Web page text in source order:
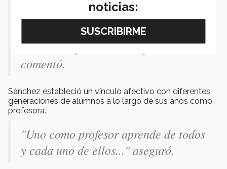
"pero la gran similitud de ambas
cosas es la formación de jóvenes"
comentó.
Sánchez estableció un vínculo afectivo con diferentes
generaciones de alumnos a lo largo de sus años como
profesora.
"Uno como profesor aprende de todos
y cada uno de ellos..." aseguró.
noticias: